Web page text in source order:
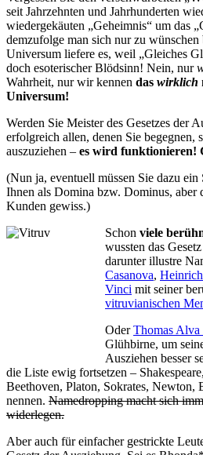
seit Jahrzehnten und Jahrhunderten
wiedergekäuten „Geheimnis“ um das
demzufolge man sich nur zu
Universum liefere es, weil „Gleiches
doch esoterischer Blödsinn! Nein, nur
Wahrheit, nur wir kennen das wirklich
Universum!
Werden Sie Meister des Gesetzes der
erfolgreich allen, denen Sie begegnen,
auszuziehen – es wird funktionieren!
(Nun ja, eventuell müssen Sie dazu
Ihnen als Domina bzw. Dominus, aber
Kunden gewiss.)
Schon viele
wussten das
darunter illustre
Casanova,
Vinci mit seiner
vitruvianischen
OderThomas Alva
Glühbirne, um
Ausziehen besser
die Liste ewig fortsetzen –
Beethoven, Platon, Sokrates, Newton,
nennen. Namedropping macht sich
widerlegen.
Aber auch für einfacher gestrickte